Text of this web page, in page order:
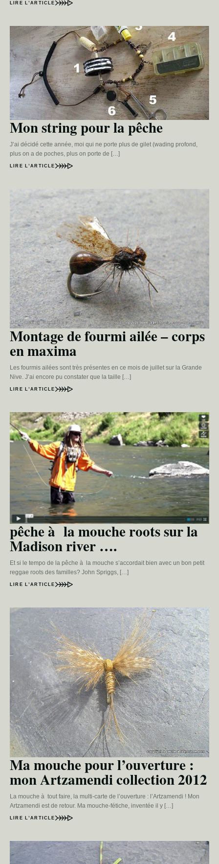
LIRE L’ARTICLE
Mon string pour la pêche
J’ai décidé cette année, moi qui ne porte plus de gilet (wading profond,
plus on a de poches, plus on porte de […]
LIRE L’ARTICLE
Montage de fourmi ailée – corps
en maxima
Les fourmis ailées sont très présentes en ce mois de juillet sur la Grande
Nive. J’ai encore pu constater que la taille […]
LIRE L’ARTICLE
pêche à la mouche roots sur la
Madison river ….
Et si le tempo de la pêche à la mouche s’accordait bien avec un bon petit
reggae roots des familles? John Spriggs, […]
LIRE L’ARTICLE
Ma mouche pour l’ouverture :
mon Artzamendi collection 2012
La mouche à tout faire, la multi-carte de l’ouverture : l’Artzamendi ! Mon
Artzamendi est de retour. Ma mouche-fétiche, inventée il y […]
LIRE L’ARTICLE